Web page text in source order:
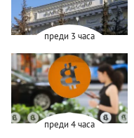
преди 3 часа
преди 4 часа